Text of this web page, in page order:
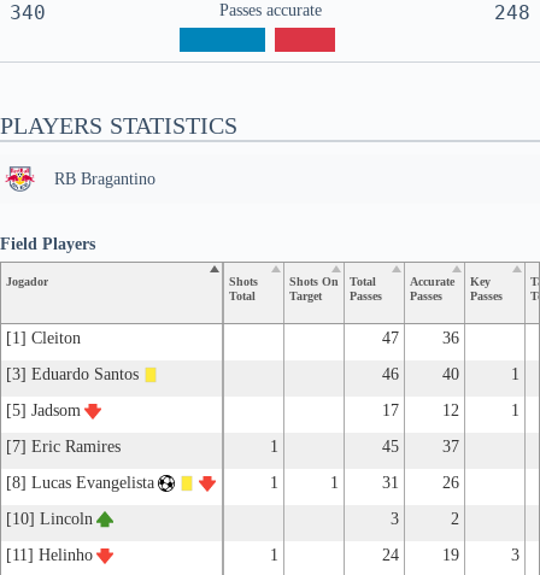
340 Passes accurate 248
PLAYERS STATISTICS
RB Bragantino
Jogador
Shots
Total
Shots On
Target
Total
Passes
Accurate
Passes
Key
Passes
[1] Cleiton 47
36
[3] Eduardo Santos
46 40
1
[5] Jadsom
17 12
1
[7] Eric Ramires
1 45
37
[8] Lucas Evangelista
1 1 31
26
[10] Lincoln
3
2
[11] Helinho
1 24 19
3
Field Players